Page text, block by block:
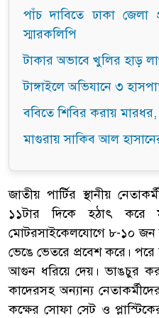
পাঁচ দাবিতে ঢাকা
স্মারকলিপি
টাকার অভাবে খুলির হাড়
টাঙ্গাইলে অভিযানে ৩
ববিতে শিবির করায়
মাগুরায় সাকিব আল
জাতীয় পার্টির স্থানীয়
১১টার দিকে হঠাৎ করে
মোটরসাইকেলযোগে ৮-১০ জন
ভেঙে ভেতরে প্রবেশ করে।
আগুন ধরিয়ে দেয়। ভাঙচুর
কাদেরসহ অন্যান্য
কক্ষের সোফা সেট ও